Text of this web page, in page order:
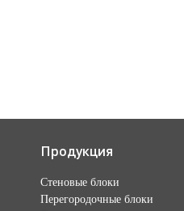
Продукция
Стеновые блоки
Перегородочные блоки